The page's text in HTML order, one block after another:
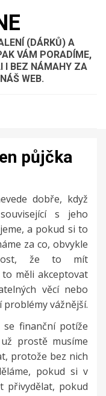
(DÁRKŮ) A
VÁM PORADÍME,
I BEZ NÁMAHY ZA
WEB.
půjčka
dobře, když
s jeho
a pokud si to
za co, obvykle
že to mít
to měli akceptovat
věcí nebo
vážnější.
finanční potíže
prostě musíme
protože bez nich
pokud si v
přivydělat, pokud